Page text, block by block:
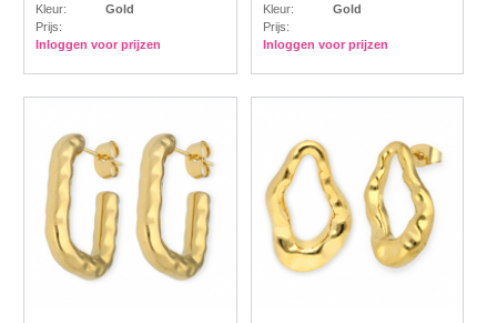
Kleur:
Gold
Prijs:
Inloggen voor prijzen
Kleur:
Gold
Prijs:
Inloggen voor prijzen